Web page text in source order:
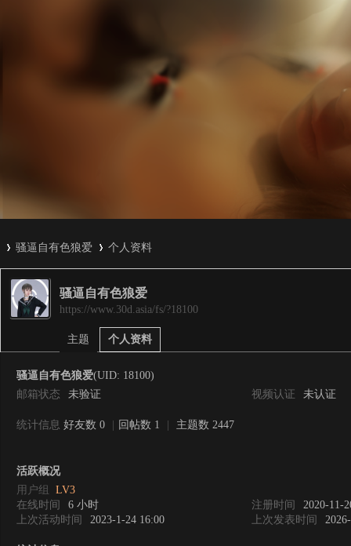
骚逼自有色狼爱
›
个人资料
骚逼自有色狼爱
https://www.30d.asia/fs/?18100
主题 个人资料
骚逼自有色狼爱(UID: 18100)
邮箱状态
未验证 视频认证 未认证
统计信息 好友数 0 回帖数 1 主题数 2447
活跃概况
用户组 LV3
在线时间
6 小时 注册时间
2020-11-
上次活动时间
2023-1-24 16:00 上次发表时间